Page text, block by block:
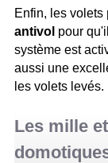
Enfin, les volets
antivol pour
système est
aussi une
les volets levés.
Les mille